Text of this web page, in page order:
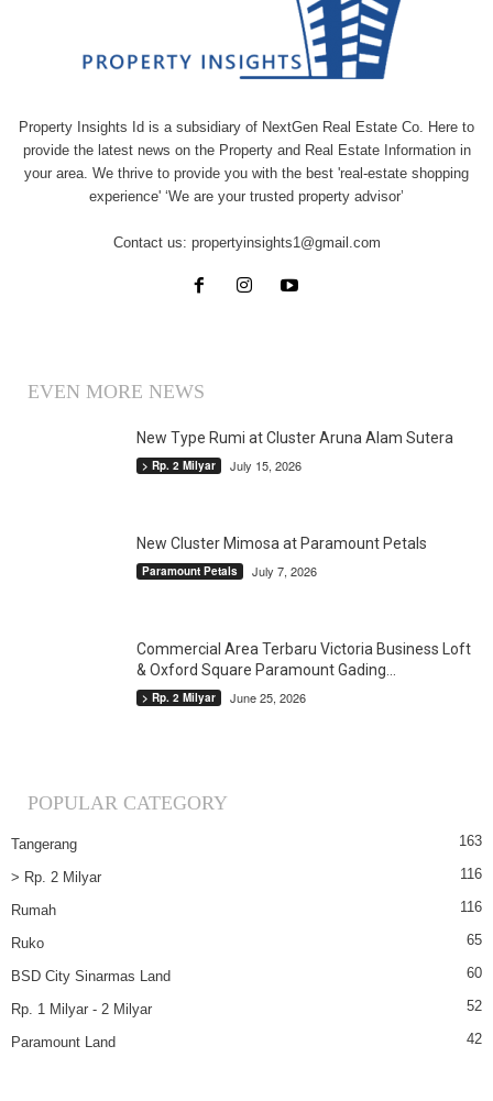
Property Insights Id is a subsidiary of NextGen Real Estate Co. Here to
provide the latest news on the Property and Real Estate Information in
your area. We thrive to provide you with the best 'real-estate shopping
experience' ‘We are your trusted property advisor’
Contact us: propertyinsights1@gmail.com
EVEN MORE NEWS
New Type Rumi at Cluster Aruna Alam Sutera
> Rp. 2 Milyar July 15, 2026
New Cluster Mimosa at Paramount Petals
Paramount Petals July 7, 2026
Commercial Area Terbaru Victoria Business Loft
& Oxford Square Paramount Gading...
> Rp. 2 Milyar June 25, 2026
POPULAR CATEGORY
Tangerang 163
> Rp. 2 Milyar 116
Rumah 116
Ruko 65
BSD City Sinarmas Land 60
Rp. 1 Milyar - 2 Milyar 52
Paramount Land 42